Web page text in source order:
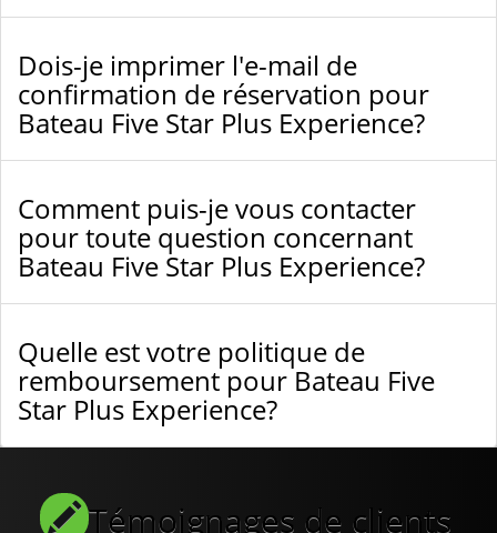
Dois-je imprimer l'e-mail de
confirmation de réservation pour
Bateau Five Star Plus Experience?
Comment puis-je vous contacter
pour toute question concernant
Bateau Five Star Plus Experience?
Quelle est votre politique de
remboursement pour Bateau Five
Star Plus Experience?
Témoignages de clients